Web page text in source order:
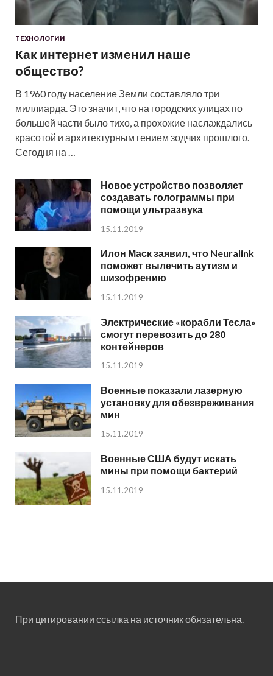
ТЕХНОЛОГИИ
Как интернет изменил наше
общество?
В 1960 году население Земли составляло три
миллиарда. Это значит, что на городских улицах по
большей части было тихо, а прохожие наслаждались
красотой и архитектурным гением зодчих прошлого.
Сегодня на …
Новое устройство позволяет
создавать голограммы при
помощи ультразвука
15.11.2019
Илон Маск заявил, что Neuralink
поможет вылечить аутизм и
шизофрению
15.11.2019
Электрические «корабли Тесла»
смогут перевозить до 280
контейнеров
15.11.2019
Военные показали лазерную
установку для обезвреживания
мин
15.11.2019
Военные США будут искать
мины при помощи бактерий
15.11.2019
При цитировании ссылка на источник обязательна.